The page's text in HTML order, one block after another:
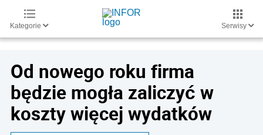
Kategorie Serwisy
Od nowego roku firma
będzie mogła zaliczyć w
koszty więcej wydatków